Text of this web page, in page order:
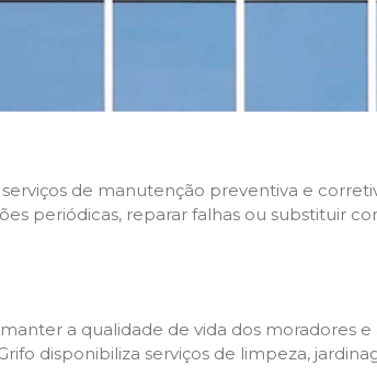
de manutenção preventiva e
periódicas, reparar falhas ou substituir
a qualidade de vida dos moradores
disponibiliza serviços de limpeza,